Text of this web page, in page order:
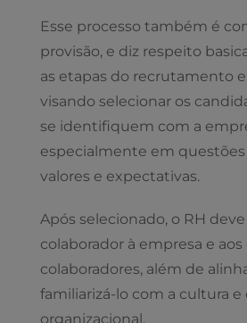
Esse processo também é
provisão, e diz respeito
as etapas do recrutamento e
visando selecionar os
se identifiquem com a
especialmente em questões
valores e expectativas.
Após selecionado, o RH
colaborador à empresa e
colaboradores, além de
familiarizá-lo com a cultura e
organizacional.